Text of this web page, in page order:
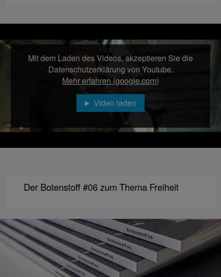
Mit dem Laden des Videos, akzeptieren Sie die
Datenschutzerklärung von Youtube.
Mehr erfahren (google.com)
Video laden
Der Botenstoff #06 zum Thema Freiheit